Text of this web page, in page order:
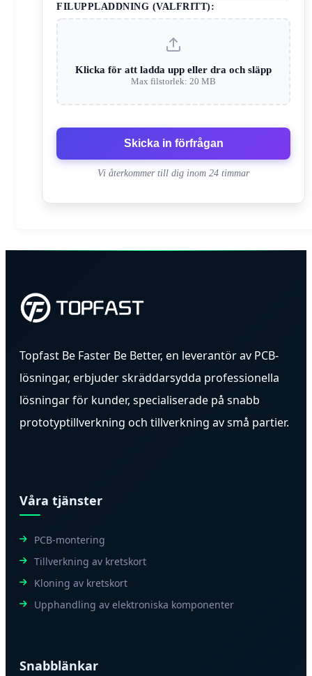
FILUPPLADDNING (VALFRITT):
Klicka för att ladda upp eller dra och släpp
Max filstorlek: 20 MB
Skicka in förfrågan
Vi återkommer till dig inom 24 timmar
Topfast Be Faster Be Better, en leverantör av PCB-
lösningar, erbjuder skräddarsydda professionella
lösningar för kunder, specialiserade på snabb
prototyptillverkning och tillverkning av små partier.
Våra tjänster
PCB-montering
Tillverkning av kretskort
Kloning av kretskort
Upphandling av elektroniska komponenter
Snabblänkar